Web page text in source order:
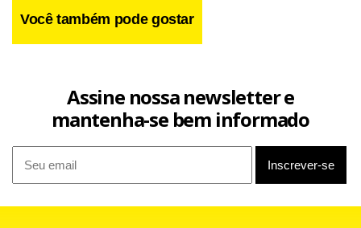
Você também pode gostar
Assine nossa newsletter e
mantenha-se bem informado